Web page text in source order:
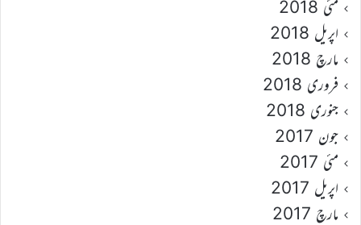
مئی 2018
اپریل 2018
مارچ 2018
فروری 2018
جنوری 2018
جون 2017
مئی 2017
اپریل 2017
مارچ 2017